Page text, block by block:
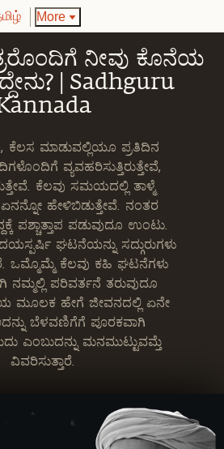
More
ನೀವು ಕೊನೆಯ
| Sadhguru
ಮಾಡುವಲ್ಲಿಯೂ ಪ್ರತಿದಿನ
ವ್ಯವಹರಿಸುತ್ತಿರುತ್ತೇವೆ,
ಕೆಲವು ಸಮಯದಲ್ಲಿ ತಾಳ್ಮೆ
ಹೇಳಿಬಿಡುತ್ತೇವೆ. ನಂತರ
ಪಶ್ಚಾತ್ತಾಪ ಪಡುವುದೂ ಉಂಟು.
ಘಟನೆಯನ್ನು ಸದ್ಗುರುಗಳು
ಒಮ್ಮೊಮ್ಮೆ ಕೆಲವು ಕಹಿ ಘಟನೆಗಳು
ನಮ್ಮಲ್ಲಿ ಪರಿವರ್ತನೆ ತರುವುದೂ
ಮೂಲಕ ಹೇಗೆ ಜೀವನದಲ್ಲಿ ಏನೇ
ಬೆಳವಣಿಗೆಗೆ ಪೂರಕವಾಗಿ
ಎಂಬುದನ್ನು ಮನಮುಟ್ಟುವಮ್ತೆ
ವಿವರಿಸುತ್ತಾರೆ.